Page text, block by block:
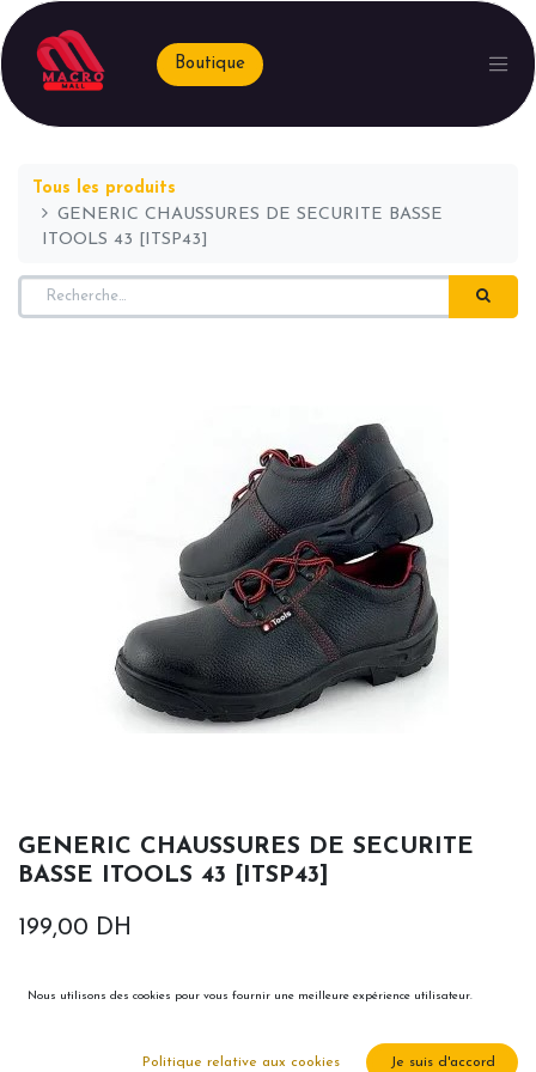
Boutique
Tous les produits
GENERIC CHAUSSURES DE SECURITE BASSE
ITOOLS 43 [ITSP43]
GENERIC CHAUSSURES DE SECURITE
BASSE ITOOLS 43 [ITSP43]
199,00 DH
Nous utilisons des cookies pour vous fournir une meilleure expérience utilisateur.
Politique relative aux cookies Je suis d'accord